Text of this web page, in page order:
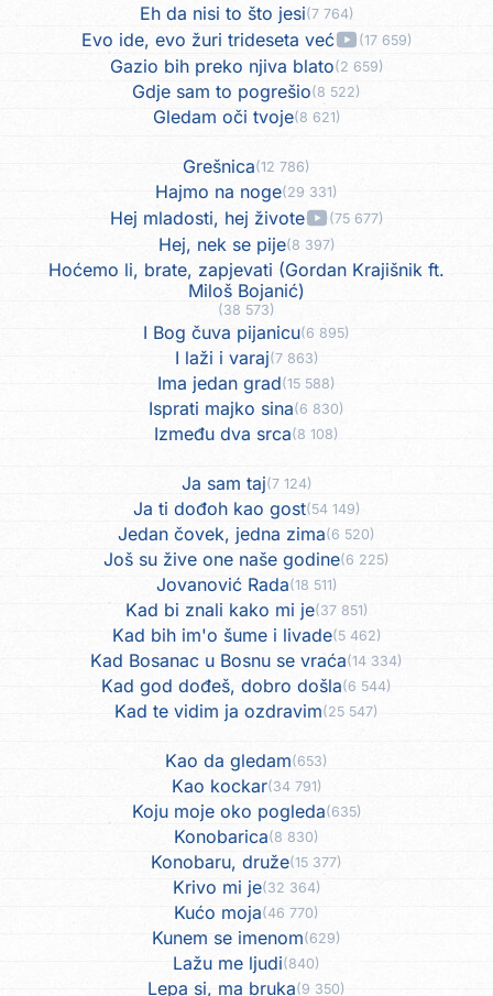
Eh da nisi to što jesi(7 764)
Evo ide, evo žuri trideseta već (17 659)
Gazio bih preko njiva blato(2 659)
Gdje sam to pogrešio(8 522)
Gledam oči tvoje(8 621)
Grešnica(12 786)
Hajmo na noge(29 331)
Hej mladosti, hej živote (75 677)
Hej, nek se pije(8 397)
Hoćemo li, brate, zapjevati (Gordan Krajišnik ft.
Miloš Bojanić)
(38 573)
I Bog čuva pijanicu(6 895)
I laži i varaj(7 863)
Ima jedan grad(15 588)
Isprati majko sina(6 830)
Između dva srca(8 108)
Ja sam taj(7 124)
Ja ti dođoh kao gost(54 149)
Jedan čovek, jedna zima(6 520)
Još su žive one naše godine(6 225)
Jovanović Rada(18 511)
Kad bi znali kako mi je(37 851)
Kad bih im'o šume i livade(5 462)
Kad Bosanac u Bosnu se vraća(14 334)
Kad god dođeš, dobro došla(6 544)
Kad te vidim ja ozdravim(25 547)
Kao da gledam(653)
Kao kockar(34 791)
Koju moje oko pogleda(635)
Konobarica(8 830)
Konobaru, druže(15 377)
Krivo mi je(32 364)
Kućo moja(46 770)
Kunem se imenom(629)
Lažu me ljudi(840)
Lepa si, ma bruka(9 350)